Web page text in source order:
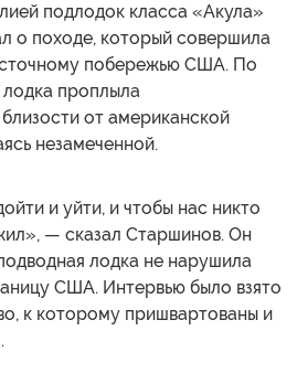
подлодок класса «Акула»
о походе, который совершила
побережью США. По
проплыла
от американской
незамеченной.
и уйти, и чтобы нас никто
— сказал Старшинов. Он
лодка не нарушила
США. Интервью было взято
к которому пришвартованы и